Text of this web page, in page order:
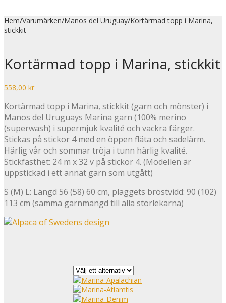
Hem/Varumärken/Manos del Uruguay/Kortärmad topp i Marina,
stickkit
Kortärmad topp i Marina, stickkit
558,00 kr
Kortärmad topp i Marina, stickkit (garn och mönster) i
Manos del Uruguays Marina garn (100% merino
(superwash) i supermjuk kvalité och vackra färger.
Stickas på stickor 4 med en öppen fläta och sadelärm.
Härlig vår och sommar tröja i tunn härlig kvalité.
Stickfasthet: 24 m x 32 v på stickor 4. (Modellen är
uppstickad i ett annat garn som utgått)
S (M) L: Längd 56 (58) 60 cm, plaggets bröstvidd: 90 (102)
113 cm (samma garnmängd till alla storlekarna)